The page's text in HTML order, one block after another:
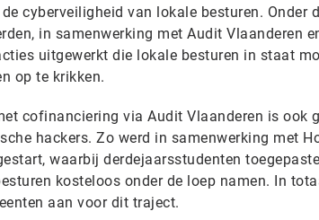
cyberveiligheid van lokale besturen. Onder
in samenwerking met Audit Vlaanderen
uitgewerkt die lokale besturen in staat
op te krikken.
cofinanciering via Audit Vlaanderen is ook
hackers. Zo werd in samenwerking met
waarbij derdejaarsstudenten toegepaste
kosteloos onder de loep namen. In
aan voor dit traject.